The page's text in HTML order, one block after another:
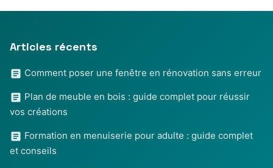
Articles récents
Comment poser une fenêtre en rénovation sans erreur
Plan de meuble en bois : guide complet pour réussir
vos créations
Formation en menuiserie pour adulte : guide complet
et conseils